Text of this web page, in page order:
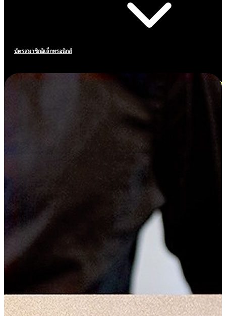
บัตรสมาชิกอิเล็กทรอนิกส์